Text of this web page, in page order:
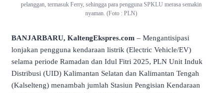
pelanggan, termasuk Ferry, sehingga para pengguna SPKLU merasa semakin
nyaman. (Foto : PLN)
BANJARBARU, KaltengEkspres.com – Mengantisipasi
lonjakan pengguna kendaraan listrik (Electric Vehicle/EV)
selama periode Ramadan dan Idul Fitri 2025, PLN Unit Induk
Distribusi (UID) Kalimantan Selatan dan Kalimantan Tengah
(Kalselteng) menambah jumlah Stasiun Pengisian Kendaraan